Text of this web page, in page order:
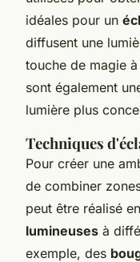
idéales pour un
diffusent une
touche de magie
sont également
lumière plus
Techniques
Pour créer une
de combiner
peut être réalisé
lumineuses à
exemple, des